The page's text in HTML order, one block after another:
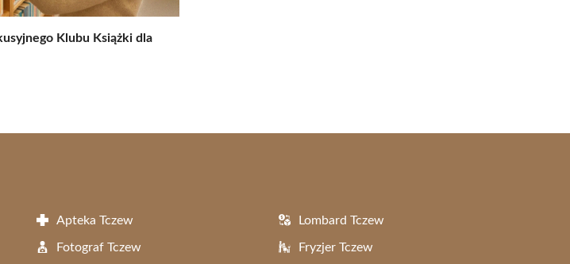
Klubu Książki dla
Apteka Tczew Lombard Tczew
Fotograf Tczew Fryzjer Tczew